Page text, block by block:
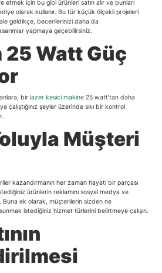
etmek için bu gibi ürünleri satın alır ve bunları
olarak kullanır. Bu tür küçük ölçekli projeleri
geldikçe, becerilerinizi daha da
yapmaya geçebilirsiniz.
Watt Güç
bir lazer kesici makine 25 watt'tan daha
şeyler üzerinde sıkı bir kontrol
Müşteri
kazandırmanın her zaman hayati bir parçası
ürünlerin reklamını sosyal medya ve
Buna ek olarak, müşterilerin sizden ne
istediğiniz hizmet türlerini belirtmeye çalışın.